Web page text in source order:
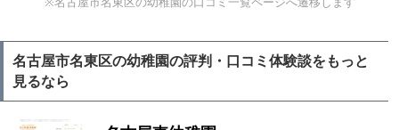
名古屋市名東区の幼稚園の評判・口コミ体験談をもっと
見るなら